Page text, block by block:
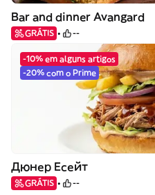
Bar and dinner Avangard
GRÁTIS --
-10% em alguns artigos
-20% com o Prime
Дюнер Есейт
GRÁTIS --